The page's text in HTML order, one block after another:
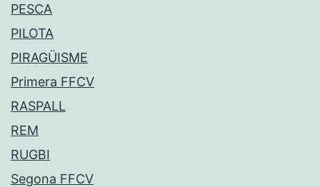
PESCA
PILOTA
PIRAGÜISME
Primera FFCV
RASPALL
REM
RUGBI
Segona FFCV